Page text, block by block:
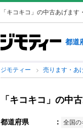
「キコキコ」の中古あげます
都道
ジモティー 売ります・あ
「キコキコ」の中
都道府県 ： 全国の